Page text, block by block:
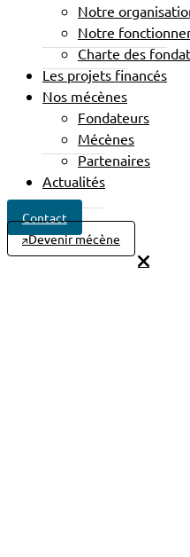
Notre
Notre
Charte des
Les projets financés
Nos mécènes
Fondateurs
Mécènes
Partenaires
Actualités
Contact
Devenir mécène